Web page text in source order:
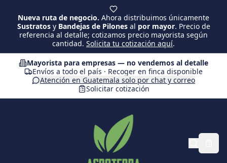
Nueva ruta de negocio. Ahora distribuimos únicamente
Sustratosy Bandejas de Pilonesal por mayor. Precio de
referencia al detalle; cotizamos precio mayorista según
cantidad. Solicita tu cotización aquí.
Mayorista para empresas — no vendemos al detalle
Envíos a todo el país · Recoger en finca disponible
Atención en Guatemala solo por chat y correo
Solicitar cotización